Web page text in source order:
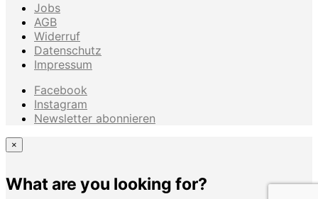
Jobs
AGB
Widerruf
Datenschutz
Impressum
Facebook
Instagram
Newsletter abonnieren
×
What are you looking for?